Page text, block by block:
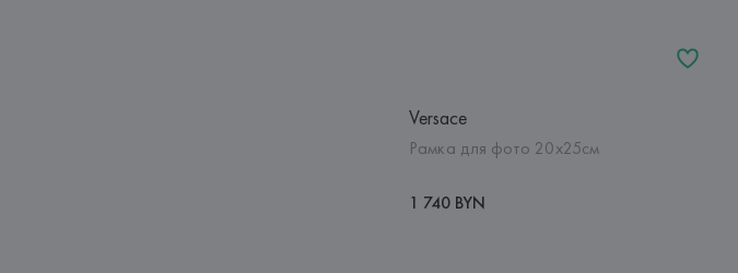
Versace
Рамка для фото 20х25см
1 740 BYN